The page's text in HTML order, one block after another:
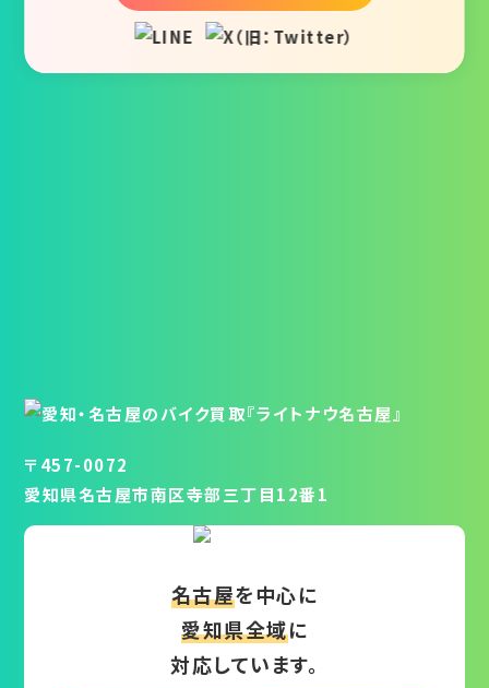
〒457-0072
愛知県名古屋市南区寺部三丁目12番1
名古屋を中心に
愛知県全域に
対応しています。